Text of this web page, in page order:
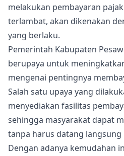
melakukan pembayaran
terlambat, akan dikenakan
yang berlaku.
Pemerintah Kabupaten
berupaya untuk
mengenai pentingnya
Salah satu upaya yang
menyediakan fasilitas
sehingga masyarakat dapat
tanpa harus datang
Dengan adanya kemudahan